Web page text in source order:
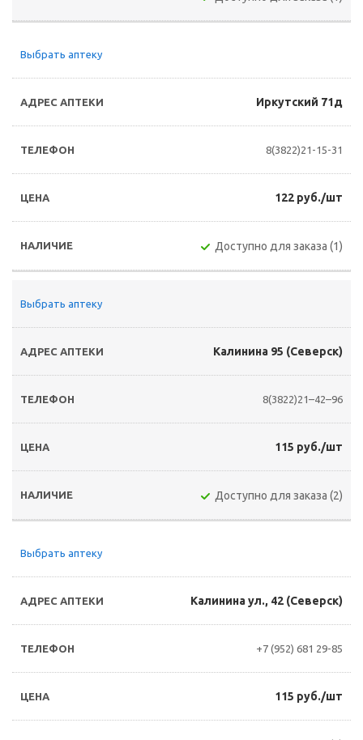
Выбрать аптеку
Иркутский 71д
8(3822)21-15-31
122 руб./шт
Доступно для заказа (1)
Выбрать аптеку
Калинина 95 (Северск)
8(3822)21–42–96
115 руб./шт
Доступно для заказа (2)
Выбрать аптеку
Калинина ул., 42 (Северск)
+7 (952) 681 29-85
115 руб./шт